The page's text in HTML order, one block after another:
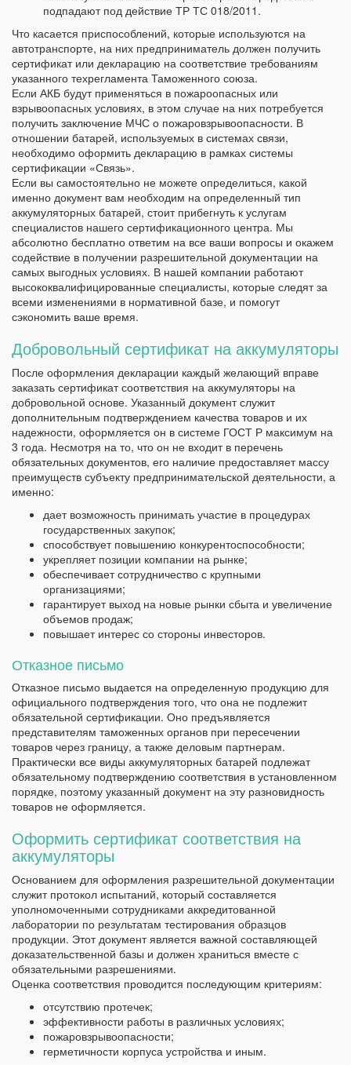
подпадают под действие ТР ТС 018/2011.
Что касается приспособлений, которые используются на
автотранспорте, на них предприниматель должен получить
сертификат или декларацию на соответствие требованиям
указанного техрегламента Таможенного союза.
Если АКБ будут применяться в пожароопасных или
взрывоопасных условиях, в этом случае на них потребуется
получить заключение МЧС о пожаровзрывоопасности. В
отношении батарей, используемых в системах связи,
необходимо оформить декларацию в рамках системы
сертификации «Связь».
Если вы самостоятельно не можете определиться, какой
именно документ вам необходим на определенный тип
аккумуляторных батарей, стоит прибегнуть к услугам
специалистов нашего сертификационного центра. Мы
абсолютно бесплатно ответим на все ваши вопросы и окажем
содействие в получении разрешительной документации на
самых выгодных условиях. В нашей компании работают
высококвалифицированные специалисты, которые следят за
всеми изменениями в нормативной базе, и помогут
сэкономить ваше время.
Добровольный сертификат на аккумуляторы
После оформления декларации каждый желающий вправе
заказать сертификат соответствия на аккумуляторы на
добровольной основе. Указанный документ служит
дополнительным подтверждением качества товаров и их
надежности, оформляется он в системе ГОСТ Р максимум на
3 года. Несмотря на то, что он не входит в перечень
обязательных документов, его наличие предоставляет массу
преимуществ субъекту предпринимательской деятельности, а
именно:
дает возможность принимать участие в процедурах
государственных закупок;
способствует повышению конкурентоспособности;
укрепляет позиции компании на рынке;
обеспечивает сотрудничество с крупными
организациями;
гарантирует выход на новые рынки сбыта и увеличение
объемов продаж;
повышает интерес со стороны инвесторов.
Отказное письмо
Отказное письмо выдается на определенную продукцию для
официального подтверждения того, что она не подлежит
обязательной сертификации. Оно предъявляется
представителям таможенных органов при пересечении
товаров через границу, а также деловым партнерам.
Практически все виды аккумуляторных батарей подлежат
обязательному подтверждению соответствия в установленном
порядке, поэтому указанный документ на эту разновидность
товаров не оформляется.
Оформить сертификат соответствия на
аккумуляторы
Основанием для оформления разрешительной документации
служит протокол испытаний, который составляется
уполномоченными сотрудниками аккредитованной
лаборатории по результатам тестирования образцов
продукции. Этот документ является важной составляющей
доказательственной базы и должен храниться вместе с
обязательными разрешениями.
Оценка соответствия проводится последующим критериям:
отсутствию протечек;
эффективности работы в различных условиях;
пожаровзрывоопасности;
герметичности корпуса устройства и иным.